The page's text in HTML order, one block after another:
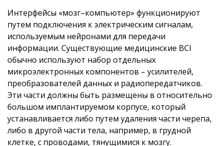
Интерфейсы «мозг–компьютер» функционируют
путем подключения к электрическим сигналам,
используемым нейронами для передачи
информации. Существующие медицинские BCI
обычно используют набор отдельных
микроэлектронных компонентов – усилителей,
преобразователей данных и радиопередатчиков.
Эти части должны быть размещены в относительно
большом имплантируемом корпусе, который
устанавливается либо путем удаления части черепа,
либо в другой части тела, например, в грудной
клетке, с проводами, тянущимися к мозгу.